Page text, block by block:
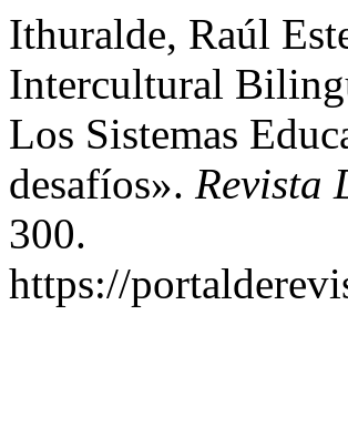
Ithuralde, Raúl
Intercultural
Los Sistemas
desafíos». Revista
300.
https://